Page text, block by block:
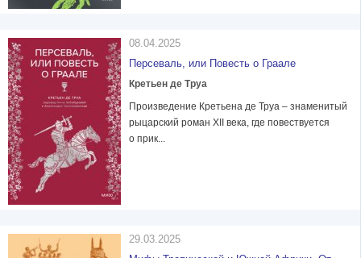
08.04.2025
Персеваль, или Повесть о Граале
Кретьен де Труа
Произведение Кретьена де Труа – знаменитый
рыцарский роман XII века, где повествуется
о прик...
29.03.2025